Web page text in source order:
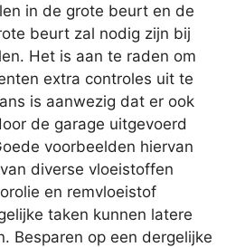
in de grote beurt en de
beurt zal nodig zijn bij
Het is aan te raden om
extra controles uit te
is aanwezig dat er ook
de garage uitgevoerd
voorbeelden hiervan
diverse vloeistoffen
en remvloeistof
taken kunnen latere
Besparen op een dergelijke